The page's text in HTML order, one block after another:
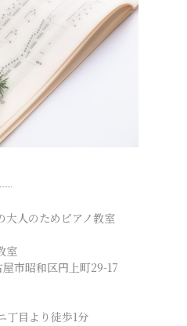
大人のためピアノ教室
室
市昭和区円上町29-17
丁目より徒歩1分